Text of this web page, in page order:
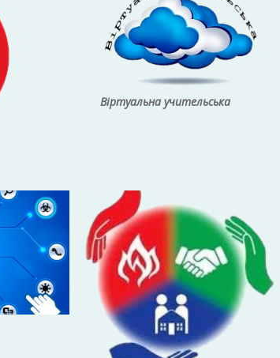
Віртуальна учительська